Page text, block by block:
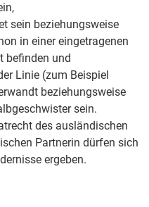
sein beziehungsweise
in einer eingetragenen
befinden und
Linie (zum Beispiel
beziehungsweise
sein.
des ausländischen
Partnerin dürfen sich
ergeben.